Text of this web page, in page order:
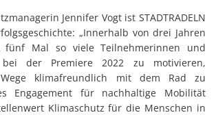
Jennifer Vogt ist STADTRADELN
„Innerhalb von drei Jahren
fünf Mal so viele Teilnehmerinnen und
der Premiere 2022 zu motivieren,
klimafreundlich mit dem Rad zu
Engagement für nachhaltige Mobilität
Klimaschutz für die Menschen in